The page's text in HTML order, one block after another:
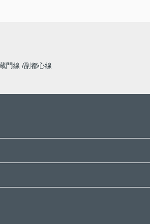
門線 副都心線